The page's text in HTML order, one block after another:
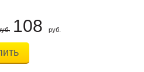
108 руб.